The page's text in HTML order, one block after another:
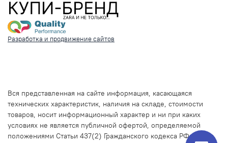
Разработка и продвижение сайтов
Вся представленная на сайте информация, касающаяся
технических характеристик, наличия на складе, стоимости
товаров, носит информационный характер и ни при каких
условиях не является публичной офертой, определяемой
положениями Статьи 437(2) Гражданского кодекса РФ.